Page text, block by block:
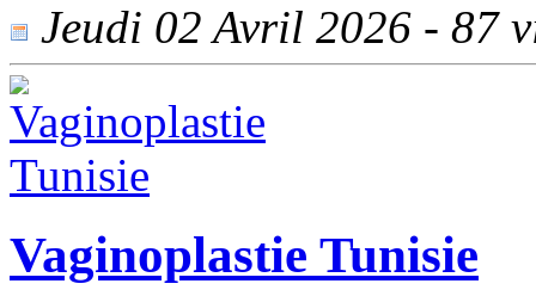
Jeudi 02 Avril 2026 - 87
Vaginoplastie Tunisie